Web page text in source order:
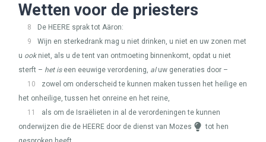
Wetten voor de priesters
8 De HEERE sprak tot Aäron:
9
Wijn en sterkedrank mag u niet drinken, u niet en uw zonen met
u ookniet, als u de tent van ontmoeting binnenkomt, opdat u niet
sterft – het iseen eeuwige verordening, aluw generaties door –
10
zowel om onderscheid te kunnen maken tussen het heilige en
het onheilige, tussen het onreine en het reine,
11
als om de Israëlieten in al de verordeningen te kunnen
onderwijzen die de HEERE door de dienst van Mozes
tot hen